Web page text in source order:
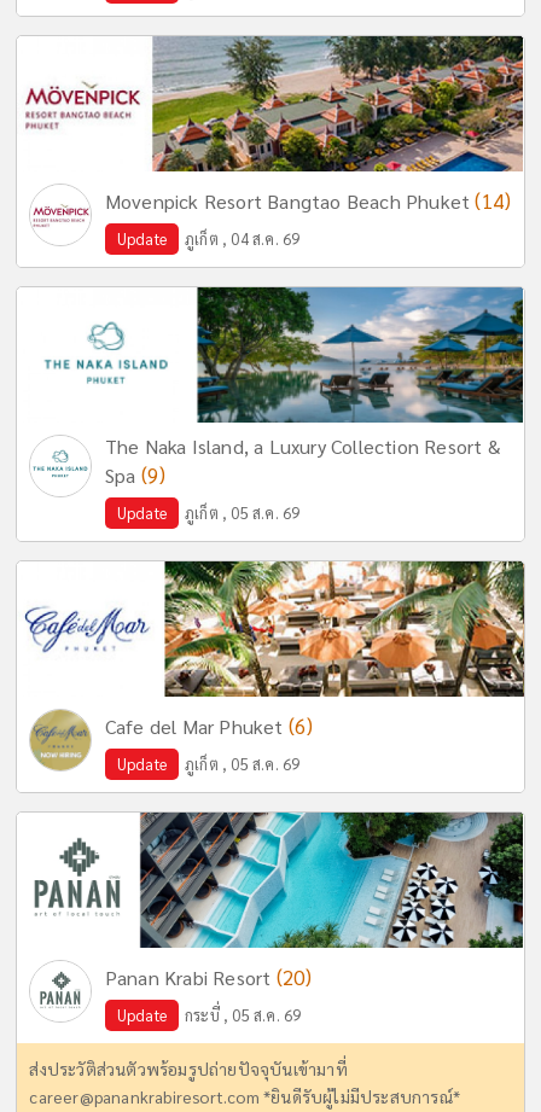
Movenpick Resort Bangtao Beach Phuket(14)
Update ภูเก็ต , 04 ส.ค. 69
The Naka Island, a Luxury Collection Resort &
Spa (9)
Update ภูเก็ต , 05 ส.ค. 69
Cafe del Mar Phuket (6)
Update ภูเก็ต , 05 ส.ค. 69
Panan Krabi Resort (20)
Update กระบี่ , 05 ส.ค. 69
ส่งประวัติส่วนตัวพร้อมรูปถ่ายปัจจุบันเข้ามาที่
career@panankrabiresort.com *ยินดีรับผู้ไม่มีประสบการณ์*